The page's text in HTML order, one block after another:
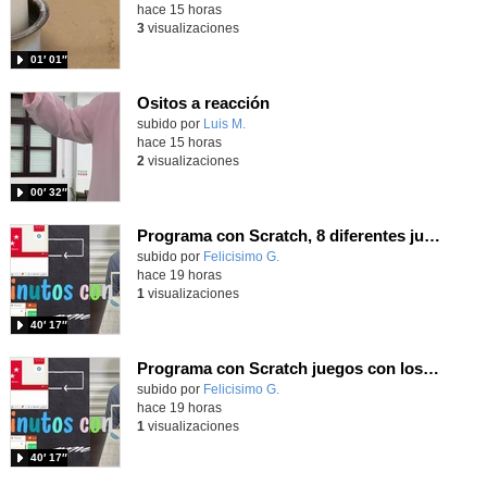
01′ 01″
hace 15 horas
3visualizaciones
Ositos a reacción
Contenido educativo.
subido por Luis M.
00′ 32″
hace 15 horas
2 visualizaciones
Programa con Scratch, 8 diferentes juegos para vivir la emoción de los partidos de España en el mundial 2026
Contenido educativo.
subido por Felicisimo G.
40′ 17″
hace 19 horas
1 visualizaciones
Programa con Scratch juegos con los partidos del mundial 2026 ganados por España
Contenido educativo.
subido por Felicisimo G.
40′ 17″
hace 19 horas
1 visualizaciones